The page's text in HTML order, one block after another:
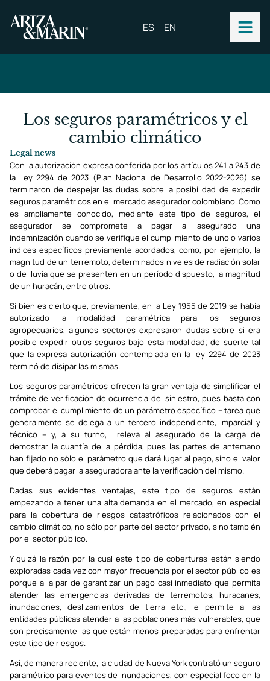
ES EN
Los seguros paramétricos y el
cambio climático
Legal news
Con la autorización expresa conferida por los artículos 241 a 243 de
la Ley 2294 de 2023 (Plan Nacional de Desarrollo 2022-2026) se
terminaron de despejar las dudas sobre la posibilidad de expedir
seguros paramétricos en el mercado asegurador colombiano. Como
es ampliamente conocido, mediante este tipo de seguros, el
asegurador se compromete a pagar al asegurado una
indemnización cuando se verifique el cumplimiento de uno o varios
índices específicos previamente acordados, como, por ejemplo, la
magnitud de un terremoto, determinados niveles de radiación solar
o de lluvia que se presenten en un período dispuesto, la magnitud
de un huracán, entre otros.
Si bien es cierto que, previamente, en la Ley 1955 de 2019 se había
autorizado la modalidad paramétrica para los seguros
agropecuarios, algunos sectores expresaron dudas sobre si era
posible expedir otros seguros bajo esta modalidad; de suerte tal
que la expresa autorización contemplada en la ley 2294 de 2023
terminó de disipar las mismas.
Los seguros paramétricos ofrecen la gran ventaja de simplificar el
trámite de verificación de ocurrencia del siniestro, pues basta con
comprobar el cumplimiento de un parámetro específico – tarea que
generalmente se delega a un tercero independiente, imparcial y
técnico – y, a su turno, releva al asegurado de la carga de
demostrar la cuantía de la pérdida, pues las partes de antemano
han fijado no sólo el parámetro que dará lugar al pago, sino el valor
que deberá pagar la aseguradora ante la verificación del mismo.
Dadas sus evidentes ventajas, este tipo de seguros están
empezando a tener una alta demanda en el mercado, en especial
para la cobertura de riesgos catastróficos relacionados con el
cambio climático, no sólo por parte del sector privado, sino también
por el sector público.
Y quizá la razón por la cual este tipo de coberturas están siendo
exploradas cada vez con mayor frecuencia por el sector público es
porque a la par de garantizar un pago casi inmediato que permita
atender las emergencias derivadas de terremotos, huracanes,
inundaciones, deslizamientos de tierra etc., le permite a las
entidades públicas atender a las poblaciones más vulnerables, que
son precisamente las que están menos preparadas para enfrentar
este tipo de riesgos.
Así, de manera reciente, la ciudad de Nueva York contrató un seguro
paramétrico para eventos de inundaciones, con especial foco en la